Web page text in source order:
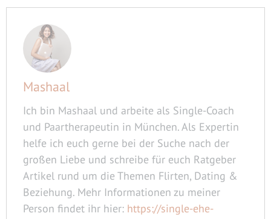
Mashaal
Ich bin Mashaal und arbeite als Single-Coach
und Paartherapeutin in München. Als Expertin
helfe ich euch gerne bei der Suche nach der
großen Liebe und schreibe für euch Ratgeber
Artikel rund um die Themen Flirten, Dating &
Beziehung. Mehr Informationen zu meiner
Person findet ihr hier: https://single-ehe-